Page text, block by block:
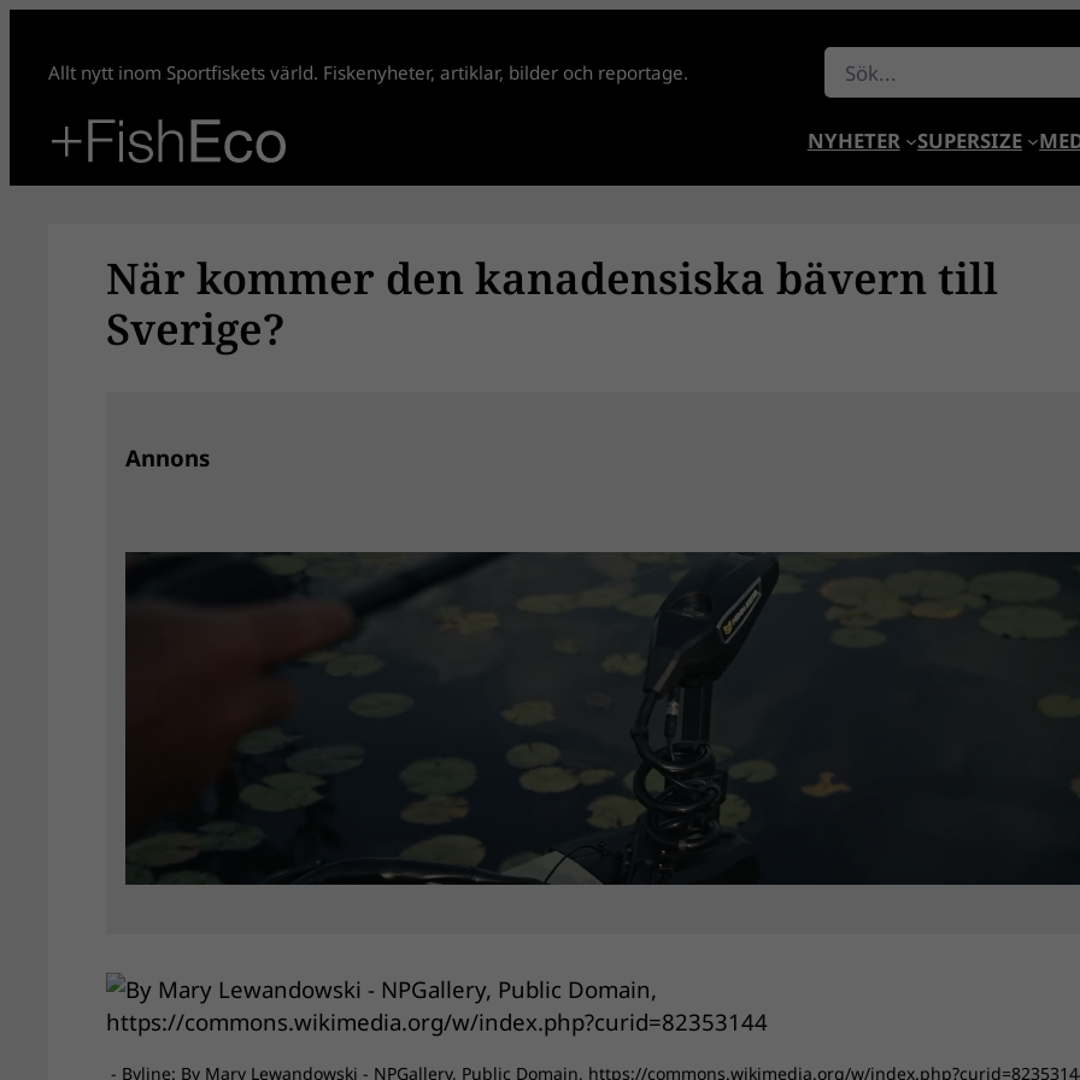
innehåll
Allt nytt inom Sportfiskets värld. Fiskenyheter, artiklar, bilder och reportage. Sök
NYHETER SUPERSIZE
När kommer den kanadensiska bävern till
Sverige?
Annons
- Byline: By Mary Lewandowski - NPGallery, Public Domain, https://commons.wikimedia.org/w/